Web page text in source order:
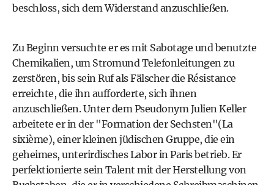
beschloss, sich dem Widerstand anzuschließen.
Zu Beginn versuchte er es mit Sabotage und benutzte
Chemikalien, um Stromund Telefonleitungen zu
zerstören, bis sein Ruf als Fälscher die Résistance
erreichte, die ihn aufforderte, sich ihnen
anzuschließen. Unter dem Pseudonym Julien Keller
arbeitete er in der "Formation der Sechsten"(La
sixième), einer kleinen jüdischen Gruppe, die ein
geheimes, unterirdisches Labor in Paris betrieb. Er
perfektionierte sein Talent mit der Herstellung von